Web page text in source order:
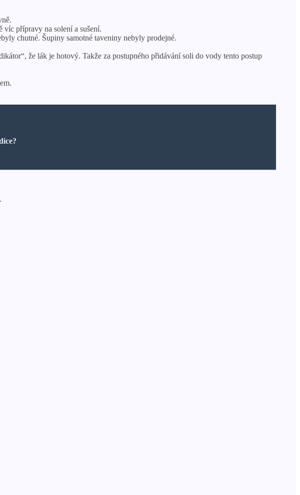
víc přípravy na solení a sušení.
chutné. Šupiny samotné taveniny nebyly prodejné.
že lák je hotový. Takže za postupného přidávání soli do vody tento postup